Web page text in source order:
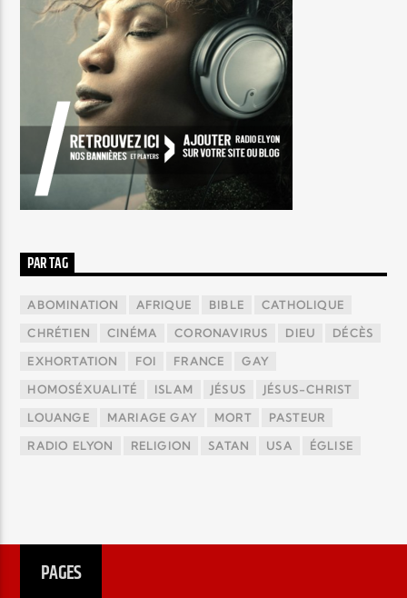
PAR TAG
ABOMINATION AFRIQUE BIBLE CATHOLIQUE
CHRÉTIEN CINÉMA CORONAVIRUS DIEU DÉCÈS
EXHORTATION FOI FRANCE GAY
HOMOSÉXUALITÉ ISLAM JÉSUS JÉSUS-CHRIST
LOUANGE MARIAGE GAY MORT PASTEUR
RADIO ELYON RELIGION SATAN USA ÉGLISE
PAGES